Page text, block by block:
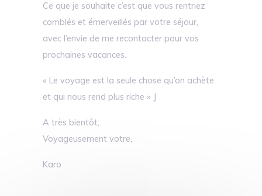
Ce que je souhaite c’est que vous rentriez
comblés et émerveillés par votre séjour,
avec l’envie de me recontacter pour vos
prochaines vacances.
« Le voyage est la seule chose qu’on achète
et qui nous rend plus riche » J
A très bientôt,
Voyageusement votre,
Karo